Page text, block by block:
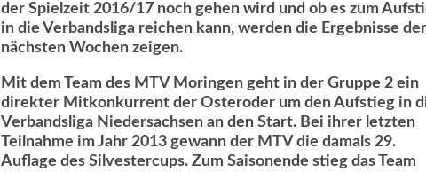
der Spielzeit 2016/17 noch gehen wird und ob es zum
in die Verbandsliga reichen kann, werden die Ergebnisse der
nächsten Wochen zeigen.
Mit dem Team des MTV Moringen geht in der Gruppe 2 ein
direkter Mitkonkurrent der Osteroder um den Aufstieg in
Verbandsliga Niedersachsen an den Start. Bei ihrer letzten
Teilnahme im Jahr 2013 gewann der MTV die damals 29.
Auflage des Silvestercups. Zum Saisonende stieg das Team